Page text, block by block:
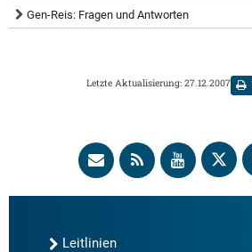
Gen-Reis: Fragen und Antworten
Letzte Aktualisierung: 27.12.2007
Leitlinien